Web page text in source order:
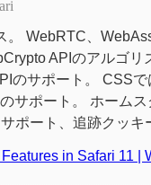
。 WebRTC、
APIのアルゴリ
のサポート。 CSS
サポート。 ホームス
ポート、追跡クッキ
in Safari 11 |